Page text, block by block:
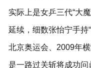
实际上是女乒三代“大
延续，细数张怡宁手持
北京奥运会、2009年
是一路过关斩将成功问